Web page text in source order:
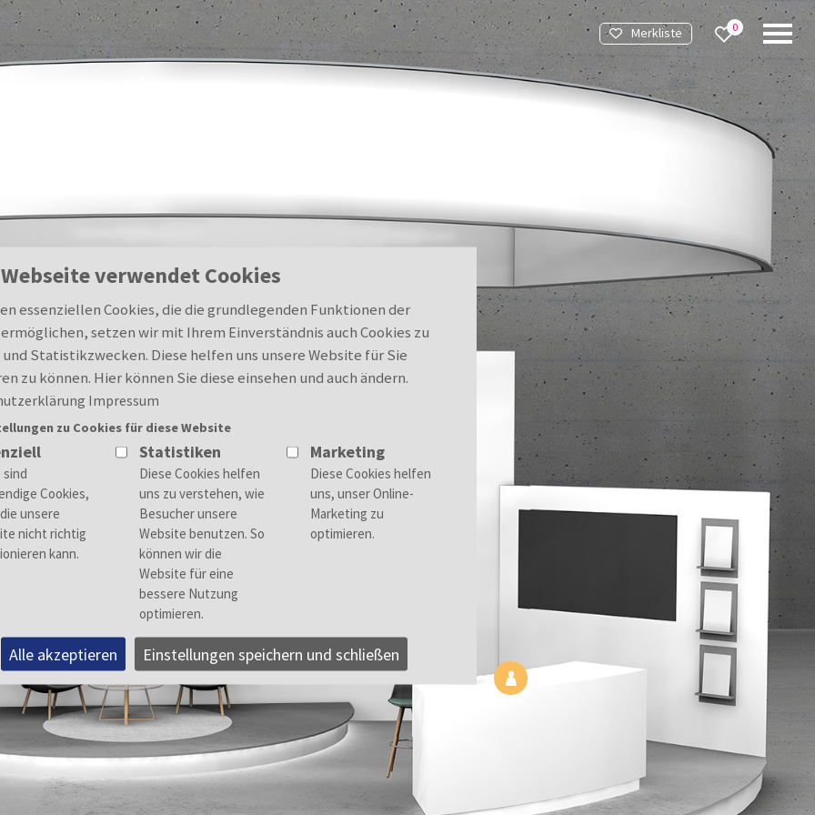
Merkliste
Merkliste
0
Webseite verwendet Cookies
essenziellen Cookies, die die grundlegenden Funktionen der
setzen wir mit Ihrem Einverständnis auch Cookies zu
und Statistikzwecken. Diese helfen uns unsere Website für Sie
zu können. Hier können Sie diese einsehen und auch ändern.
Impressum
zu Cookies für diese Website
Statistiken Marketing
Alle akzeptieren Einstellungen speichern und schließen